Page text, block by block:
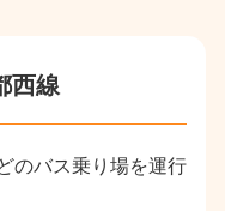
西線
のバス乗り場を運行